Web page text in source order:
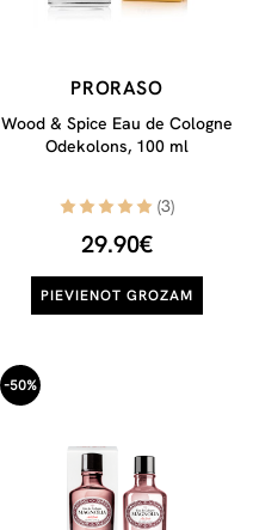
PRORASO
Wood & Spice Eau de Cologne
Odekolons, 100 ml
(3)
29.90€
PIEVIENOT GROZAM
-50%